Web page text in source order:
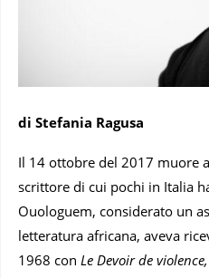
di Stefania Ragusa
Il 14 ottobre del 2017 muore
scrittore di cui pochi in Italia
Ouologuem, considerato un
letteratura africana, aveva
1968 con Le Devoir de violence,